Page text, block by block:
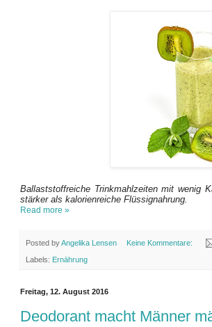
Ballaststoffreiche Trinkmahlzeiten mit wenig
stärker als kalorienreiche Flüssignahrung.
Read more »
Posted byAngelika Lensen Keine Kommentare:
Labels: Ernährung
Freitag, 12. August 2016
Deodorant macht Männer